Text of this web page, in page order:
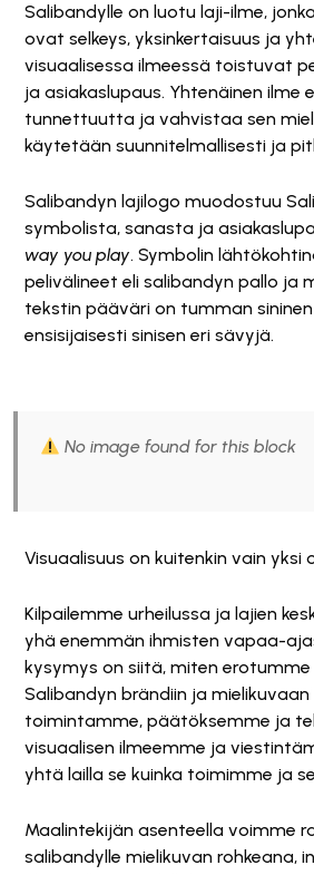
Salibandylle on luotu laji-ilme,
ovat selkeys, yksinkertaisuus ja
visuaalisessa ilmeessä toistuvat
ja asiakaslupaus. Yhtenäinen ilme
tunnettuutta ja vahvistaa sen
käytetään suunnitelmallisesti ja
Salibandyn lajilogo muodostuu
symbolista, sanasta ja
way you play. Symbolin
pelivälineet eli salibandyn pallo ja
tekstin pääväri on tumman
ensisijaisesti sinisen eri sävyjä.
No image found for this block
Visuaalisuus on kuitenkin vain yksi
Kilpailemme urheilussa ja lajien
yhä enemmän ihmisten vapaa-
kysymys on siitä, miten
Salibandyn brändiin ja
toimintamme, päätöksemme ja
visuaalisen ilmeemme ja
yhtä lailla se kuinka toimimme ja
Maalintekijän asenteella voimme
salibandylle mielikuvan rohkeana,